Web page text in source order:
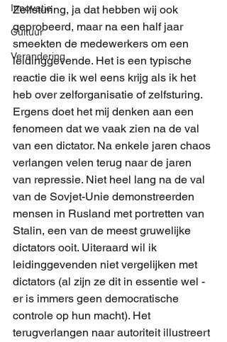
Innovatie
Cultuur
Verandering
Zelfsturing, ja dat hebben wij ook
geprobeerd, maar na een half jaar
smeekten de medewerkers om een
leidinggevende. Het is een typische
reactie die ik wel eens krijg als ik het
heb over zelforganisatie of zelfsturing.
Ergens doet het mij denken aan een
fenomeen dat we vaak zien na de val
van een dictator. Na enkele jaren chaos
verlangen velen terug naar de jaren
van repressie. Niet heel lang na de val
van de Sovjet-Unie demonstreerden
mensen in Rusland met portretten van
Stalin, een van de meest gruwelijke
dictators ooit. Uiteraard wil ik
leidinggevenden niet vergelijken met
dictators (al zijn ze dit in essentie wel -
er is immers geen democratische
controle op hun macht). Het
terugverlangen naar autoriteit illustreert